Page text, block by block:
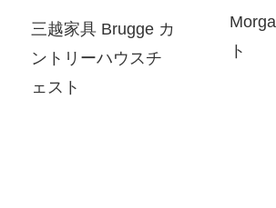
三越家具 Brugge カ
ントリーハウスチ
ェスト
ト